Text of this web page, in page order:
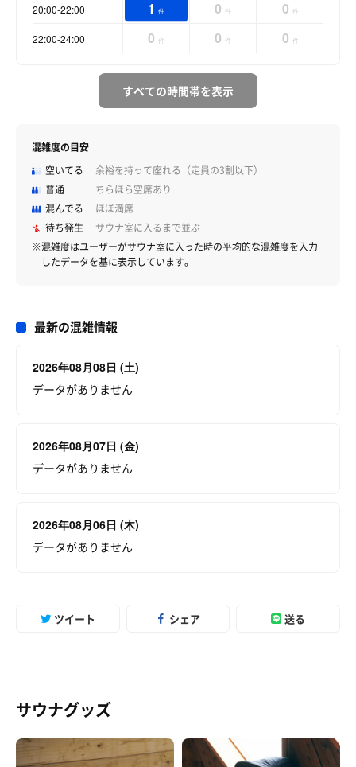
20:00-22:00 1 件 0 件 0 件
22:00-24:00 0 件 0 件 0 件
すべての時間帯を表示
混雑度の目安
空いてる
余裕を持って座れる（定員の3割以下）
普通
ちらほら空席あり
混んでる
ほぼ満席
待ち発生
サウナ室に入るまで並ぶ
※混雑度はユーザーがサウナ室に入った時の平均的な混雑度を入力
したデータを基に表示しています。
最新の混雑情報
2026年08月08日 (土)
データがありません
2026年08月07日 (金)
データがありません
2026年08月06日 (木)
データがありません
ツイート シェア 送る
サウナグッズ